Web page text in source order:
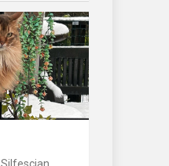
Silfescian